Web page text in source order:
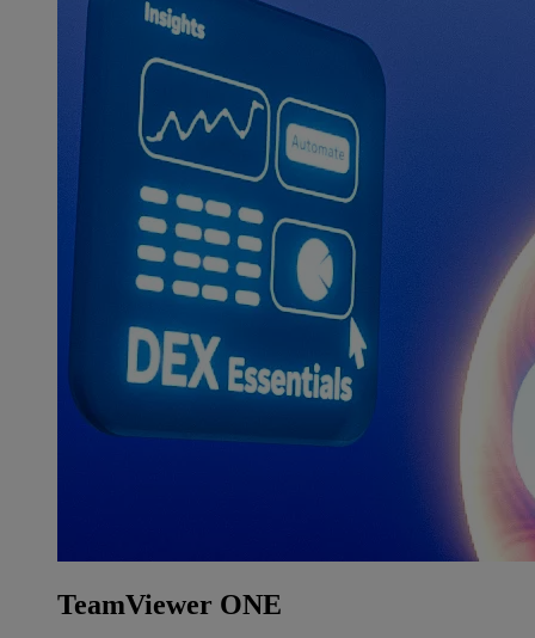
TeamViewer ONE